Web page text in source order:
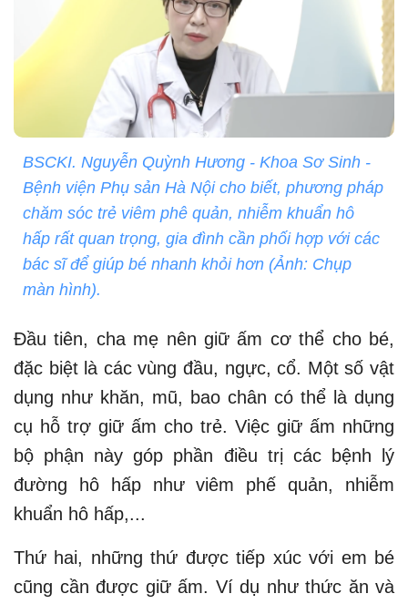
BSCKI. Nguyễn Quỳnh Hương - Khoa Sơ Sinh -
Bệnh viện Phụ sản Hà Nội cho biết, phương pháp
chăm sóc trẻ viêm phê quản, nhiễm khuẩn hô
hấp rất quan trọng, gia đình cần phối hợp với các
bác sĩ để giúp bé nhanh khỏi hơn (Ảnh: Chụp
màn hình).
Đầu tiên, cha mẹ nên giữ ấm cơ thể cho bé,
đặc biệt là các vùng đầu, ngực, cổ. Một số vật
dụng như khăn, mũ, bao chân có thể là dụng
cụ hỗ trợ giữ ấm cho trẻ. Việc giữ ấm những
bộ phận này góp phần điều trị các bệnh lý
đường hô hấp như viêm phế quản, nhiễm
khuẩn hô hấp,...
Thứ hai, những thứ được tiếp xúc với em bé
cũng cần được giữ ấm. Ví dụ như thức ăn và